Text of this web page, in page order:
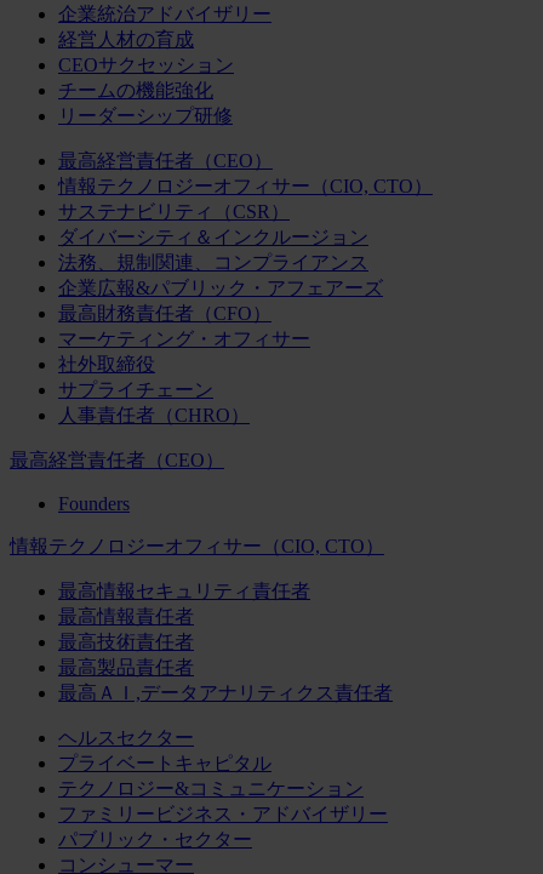
企業統治アドバイザリー
経営人材の育成
CEOサクセッション
チームの機能強化
リーダーシップ研修
最高経営責任者（CEO）
情報テクノロジーオフィサー（CIO, CTO）
サステナビリティ（CSR）
ダイバーシティ＆インクルージョン
法務、規制関連、コンプライアンス
企業広報&パブリック・アフェアーズ
最高財務責任者（CFO）
マーケティング・オフィサー
社外取締役
サプライチェーン
人事責任者（CHRO）
最高経営責任者（CEO）
Founders
情報テクノロジーオフィサー（CIO, CTO）
最高情報セキュリティ責任者
最高情報責任者
最高技術責任者
最高製品責任者
最高ＡＩ,データアナリティクス責任者
ヘルスセクター
プライベートキャピタル
テクノロジー&コミュニケーション
ファミリービジネス・アドバイザリー
パブリック・セクター
コンシューマー